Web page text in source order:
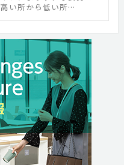
高い所から低い所…